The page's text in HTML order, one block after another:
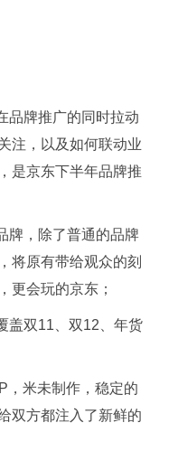
品牌推广的同时拉动
注，以及如何联动业
是京东下半年品牌推
牌，除了普通的品牌
将原有带给观众的刻
更会玩的京东；
盖双11、双12、年货
，米未制作，稳定的
双方都注入了新鲜的